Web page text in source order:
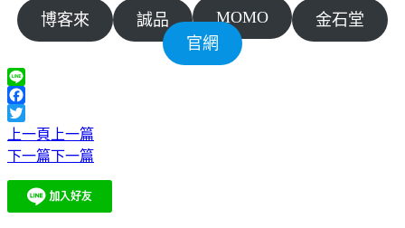
博客來 誠品 MOMO
金石堂
官網
Line
Facebook
Twitter
上一頁 上一篇
下一篇下一篇